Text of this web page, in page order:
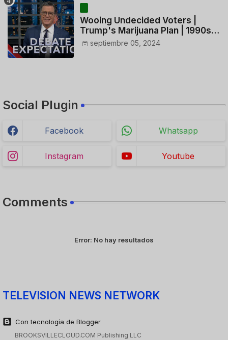
Wooing Undecided Voters |
Trump's Marijuana Plan | 1990s
Porn Expert Mark Robinson
septiembre 05, 2024
Social Plugin
Facebook Whatsapp
Instagram Youtube
Comments
Error: No hay resultados
TELEVISION NEWS NETWORK
Con tecnología de Blogger
BROOKSVILLECLOUD.COM Publishing LLC